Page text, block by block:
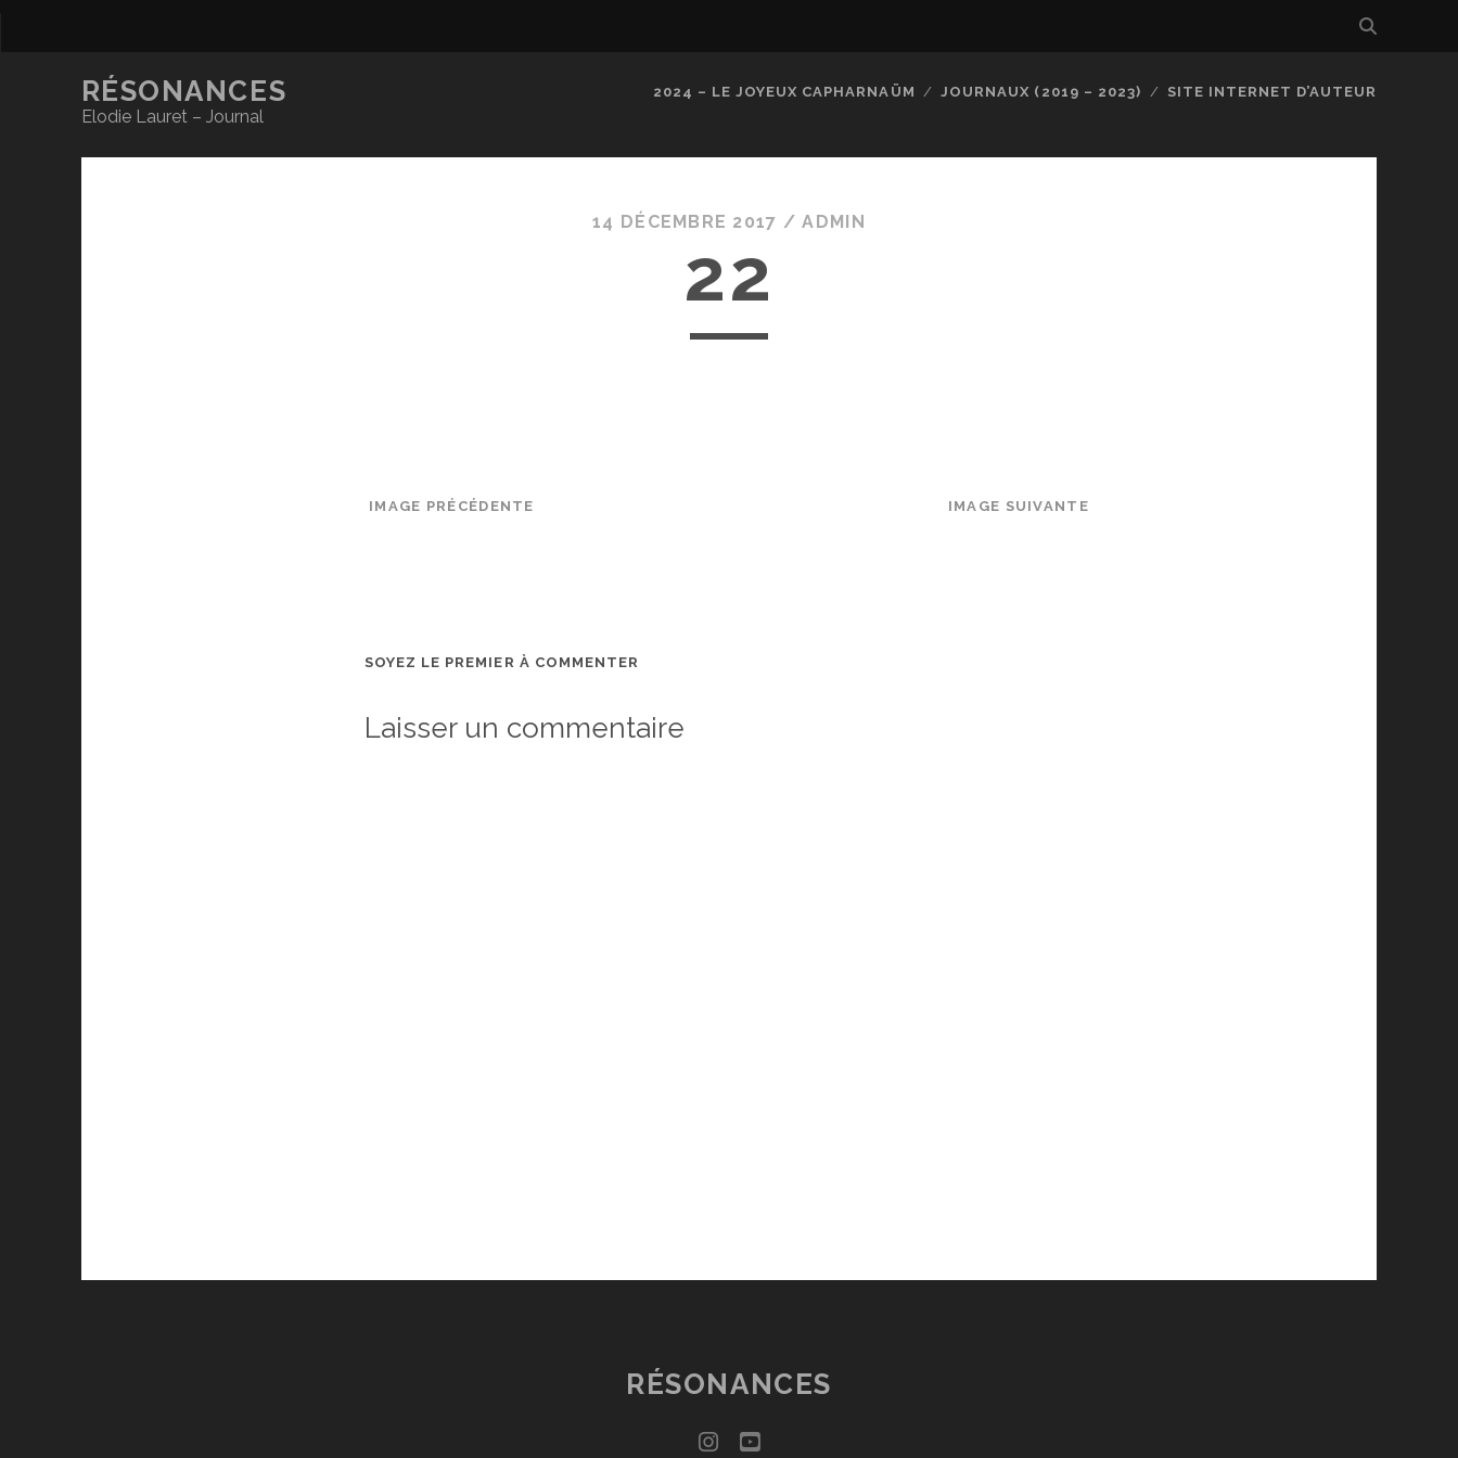
RÉSONANCES
Elodie Lauret – Journal
2024 – LE JOYEUX CAPHARNAÜM JOURNAUX (2019 – 2023) SITE INTERNET D’AUTEUR
14 DÉCEMBRE 2017 /ADMIN
22
IMAGE PRÉCÉDENTE IMAGE SUIVANTE
SOYEZ LE PREMIER À COMMENTER
Laisser un commentaire
RÉSONANCES
instagram
youtube